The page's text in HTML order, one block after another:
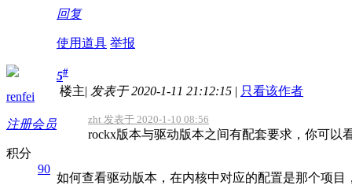
回复
使用道具 举报
renfei
注册会员
积分
90
5#
楼主| 发表于 2020-1-11 21:12:15 | 只看该作者
zht 发表于 2020-1-10 08:56
rockx版本与驱动版本之间有配套要求，你可以
如何查看驱动版本，在内核中对应的配置是那个项